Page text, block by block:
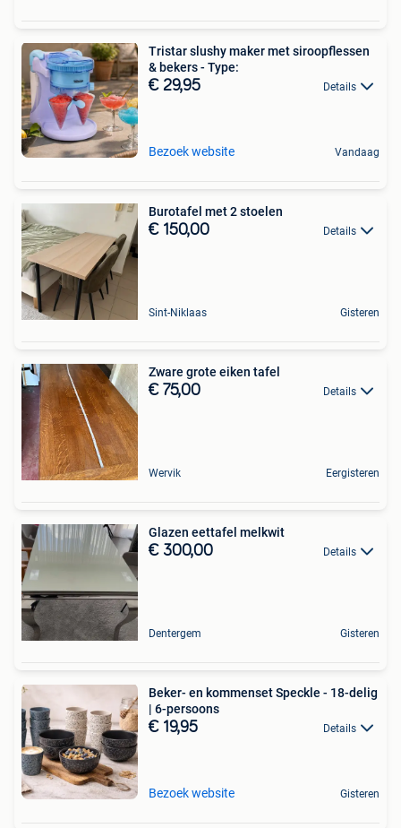
Tristar slushy maker met siroopflessen
& bekers - Type:
€ 29,95 Details
Bezoek website Vandaag
Burotafel met 2 stoelen
€ 150,00 Details
Sint-Niklaas Gisteren
Zware grote eiken tafel
€ 75,00 Details
Wervik Eergisteren
Glazen eettafel melkwit
€ 300,00 Details
Dentergem Gisteren
Beker- en kommenset Speckle - 18-delig
| 6-persoons
€ 19,95 Details
Bezoek website Gisteren